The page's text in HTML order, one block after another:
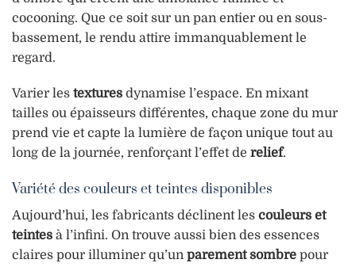
cocooning. Que ce soit sur un pan entier ou en sous-
bassement, le rendu attire immanquablement le
regard.
Varier les textures dynamise l’espace. En mixant
tailles ou épaisseurs différentes, chaque zone du mur
prend vie et capte la lumière de façon unique tout au
long de la journée, renforçant l’effet de relief.
Variété des couleurs et teintes disponibles
Aujourd’hui, les fabricants déclinent les couleurs et
teintes à l’infini. On trouve aussi bien des essences
claires pour illuminer qu’un parement sombre pour